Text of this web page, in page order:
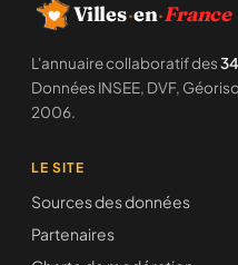
Villes·en·France
L'annuaire collaboratif des
Données INSEE, DVF,
2006.
LE SITE
Sources des données
Partenaires